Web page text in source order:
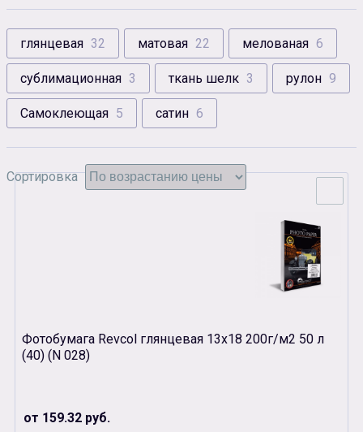
Аксессуары
глянцевая 32 матовая 22 мелованая 6
сублимационная 3 ткань шелк 3 рулон 9
Самоклеющая 5 сатин 6
Сортировка
Фотобумага Revcol глянцевая 13х18 200г/м2 50 л
(40) (N 028)
от 159.32 руб.